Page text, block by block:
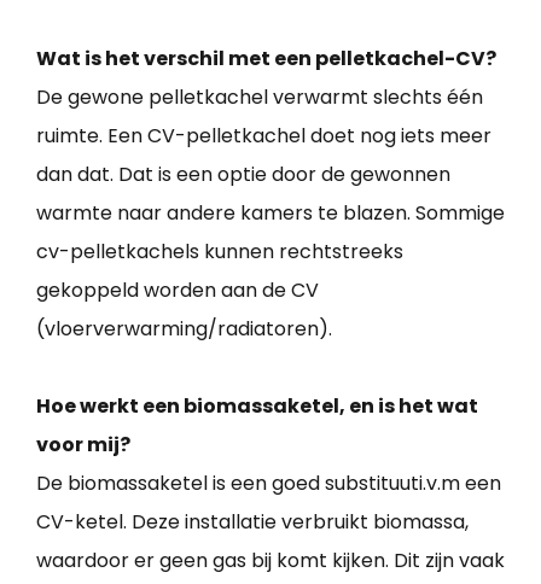
Wat is het verschil met een pelletkachel-CV?
De gewone pelletkachel verwarmt slechts één
ruimte. Een CV-pelletkachel doet nog iets meer
dan dat. Dat is een optie door de gewonnen
warmte naar andere kamers te blazen. Sommige
cv-pelletkachels kunnen rechtstreeks
gekoppeld worden aan de CV
(vloerverwarming/radiatoren).
Hoe werkt een biomassaketel, en is het wat
voor mij?
De biomassaketel is een goed substituuti.v.m een
CV-ketel. Deze installatie verbruikt biomassa,
waardoor er geen gas bij komt kijken. Dit zijn vaak